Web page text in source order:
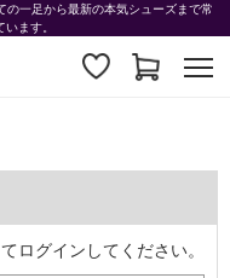
一足から最新の本気シューズまで常
ます。
ログインしてください。